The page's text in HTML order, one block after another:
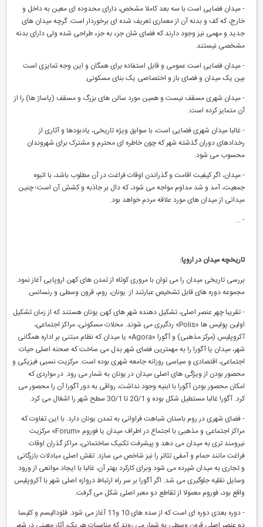
- میدان فضایی است با سه بعد کاملا مشخص، دارای محدوده ای معین به داخل و
خارج، که کف و بدنه آن از معماری تعریف شده ای برخوردار است. گرچه میدان های
جدید و مهمی نیز وجود دارند که فضای شان جزء به جزء طراحی شده ولی دارای بدنه
مشخصی نیستند.
- میدان فضایی است عمومی و قابل استفاده برای همگان و این وجه تمایزی است
بین یک میدان و فضای باز و اختصاصی یک بنای مسکونی.
- میدان شهری مسقف نیست و همین مورد سالن های بزرگ و مسقف (پاساژ ها) را از
آن متمایز کرده است.
- غالبا میدان شهری فضایی است، با سوابق ویژه تاریخی، یادبودها و آثاری از
رخدادهای دوران گذشته شهر که چون خاطره ای محترم و مشترک برای شهروندان
محسوب می شود.
- میدان، اگر کیفیت اقامت و گذراندن اوقات فراغت در آن مطلوب باشد، با اتبوه
جمعیت، آمد و شد مداوم مواجه می شود، که دال بر جاذبه و کشش آن است؛ چنین
میدانی از میدان های مورد علاقه مردم خواهد بود.
- ...
تاریخچه میدان در اروپا:
بررسی تاریخی میدان را می توان با مروری کوتاه از تمدن های کهن اروپایی آغاز نمود.
مجموعه دوره های قابل تشخیص عبارتند از: یونان، روم، قرون وسطی و رنسانس.
- تقریبا چهر عنصر اصلی، تشکیل دهنده شهر های کهن یونان هستند که از زمان تشکیل
اولین پولیس ها «Polis» ردگیری می شوند. محلات مسکونی، مراکز اجتماعی،
آکروپلیس (مرکز مذهبی) و آگورا «Agora» یا میدان که نظام مبتنی بر اداره همگانی
شهر، میدان یا آگورا را به مهمترین فضای شهر بدل می ساخت که صحنه اصلی حیات
اجتماعی، اقتصادی و سیاسی روزانه جامعه شهری بوده است. مرکزیت نسبی فیزیکی و
محصور بودن از ویژگی های اصلی میدان در یونان به شمار می رود. در مواردی که
امکان محصور بودن آگورا با ابنیه وجود نداشت، رواقی به دور آگورا آن را محصور می
کرد. آگورا غالبا مستطیل شکل بوده و 20/1 تا 30/1 سطح شهر را اشغال می کرد.
- فضای شهری در روم باستان شباهت فراوانی به تمدن یونان دارد. با این تفاوت که
مراکز اجتماعی و مذهبی با اجتماع در اطراف میدان یا فوروم «Forum» مرکزیت
نیرومند تری به میدان می دهد و پیشرفت تکنیک ساختمانی، مراکز گذران اوقات
فراغت مانند حمام و آمفی تئاتر را نیز شاخص می سازد. تقش اصلی مبادلات بازرگانی
و تجاری به میدان شپرده می شود وبرای کارکرد بهتر آن، غالبا با ایجاد موانعی از ورود
وسایل نقلیه جلوگیری می شد. اگر آگورا بر سر راه ارتباط دروازه اصلی شهر با آکروپلیس
واقع بود، فوروم معمولا از تقاطع دو معبر اصلی شکل می گرفت.
- دوره بعدی دوره ای است که از سده های 10 و11 آغاز می شود. فئودالیسم و کلیسا